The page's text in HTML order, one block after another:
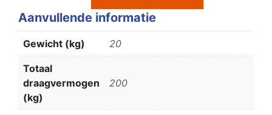
Aanvullende informatie
Gewicht (kg) 20
Totaal
draagvermogen
(kg)
200